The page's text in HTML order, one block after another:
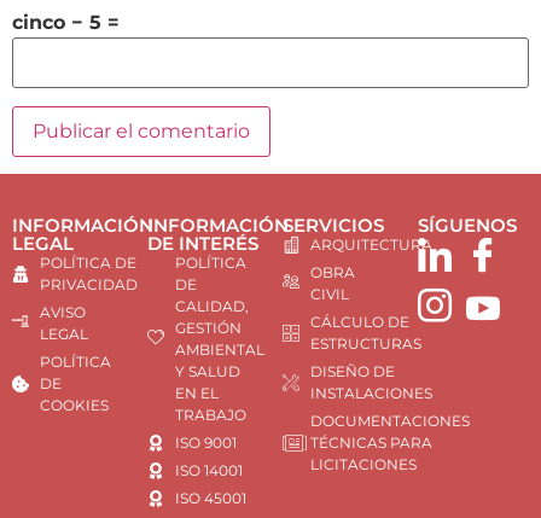
cinco − 5 =
INFORMACIÓN
LEGAL
POLÍTICA DE
PRIVACIDAD
AVISO
LEGAL
POLÍTICA
DE
COOKIES
INFORMACIÓN
DE INTERÉS
POLÍTICA
DE
CALIDAD,
GESTIÓN
AMBIENTAL
Y SALUD
EN EL
TRABAJO
ISO 9001
ISO 14001
ISO 45001
SERVICIOS
ARQUITECTURA
OBRA
CIVIL
CÁLCULO DE
ESTRUCTURAS
DISEÑO DE
INSTALACIONES
DOCUMENTACIONES
TÉCNICAS PARA
LICITACIONES
SÍGUENOS